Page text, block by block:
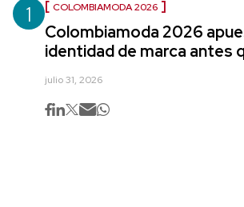
1 COLOMBIAMODA 2026
Colombiamoda 2026
identidad de marca antes
julio 31, 2026